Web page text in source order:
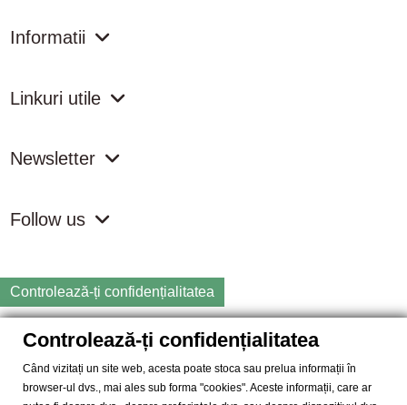
Informatii
Linkuri utile
Newsletter
Follow us
Controlează-ți confidențialitatea
Copyright
2026 samdistribution.ro - Magazin online cu Produse
SAM DISTRIBUTION S.R.L.- Cod fiscal: RO14935035, Registrul
Controlează-ți confidențialitatea
Când vizitați un site web, acesta poate stoca sau prelua informații în
browser-ul dvs., mai ales sub forma "cookies". Aceste informații, care ar